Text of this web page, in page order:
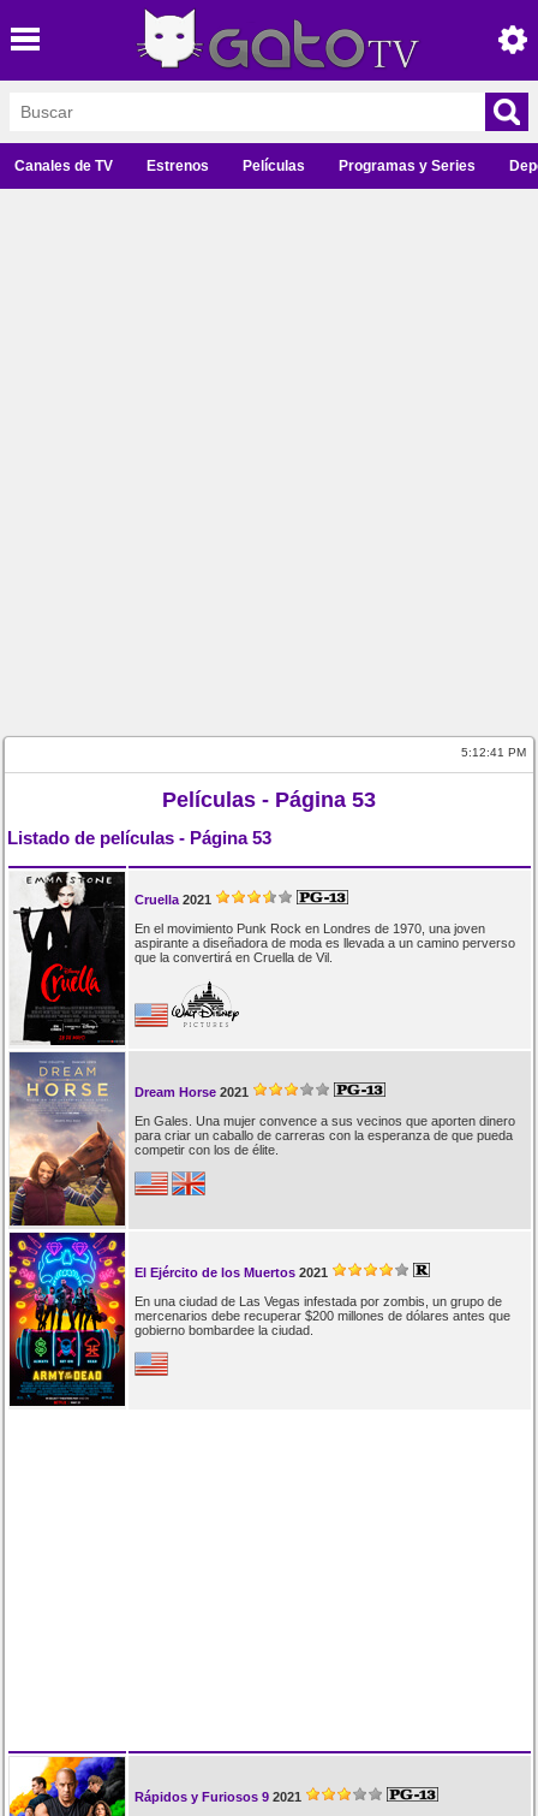
Canales de TV Estrenos Películas Programas y Series
5:12:41 PM
Películas - Página 53
Listado de películas - Página 53
Cruella 2021
En el movimiento Punk Rock en Londres de 1970, una joven
aspirante a diseñadora de moda es llevada a un camino perverso
que la convertirá en Cruella de Vil.
Dream Horse 2021
En Gales. Una mujer convence a sus vecinos que aporten dinero
para criar un caballo de carreras con la esperanza de que pueda
competir con los de élite.
El Ejército de los Muertos 2021
En una ciudad de Las Vegas infestada por zombis, un grupo de
mercenarios debe recuperar $200 millones de dólares antes que
gobierno bombardee la ciudad.
Rápidos y Furiosos 9 2021